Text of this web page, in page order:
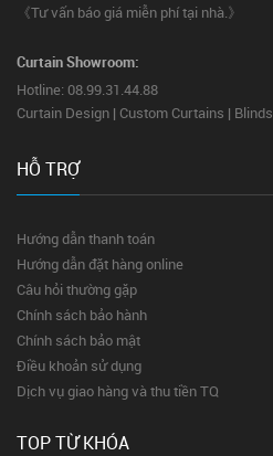
《Tư vấn báo giá miễn phí tại nhà.》
Curtain Showroom:
Hotline: 08.99.31.44.88
Curtain Design | Custom Curtains | Blinds
HỖ TRỢ
Hướng dẫn thanh toán
Hướng dẫn đặt hàng online
Câu hỏi thường gặp
Chính sách bảo hành
Chính sách bảo mật
Điều khoản sử dụng
Dịch vụ giao hàng và thu tiền TQ
TOP TỪ KHÓA